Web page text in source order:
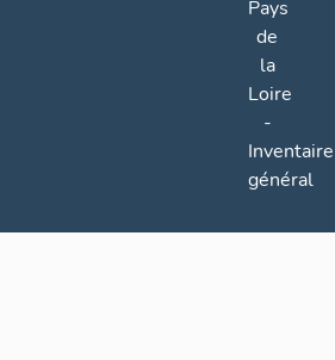
Pays
de
la
Loire
-
Inventaire
général